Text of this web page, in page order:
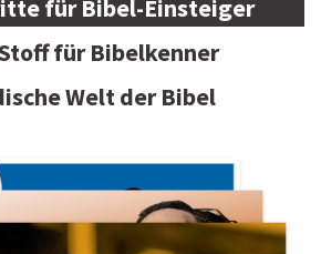
für Bibel-Einsteiger
für Bibelkenner
Welt der Bibel